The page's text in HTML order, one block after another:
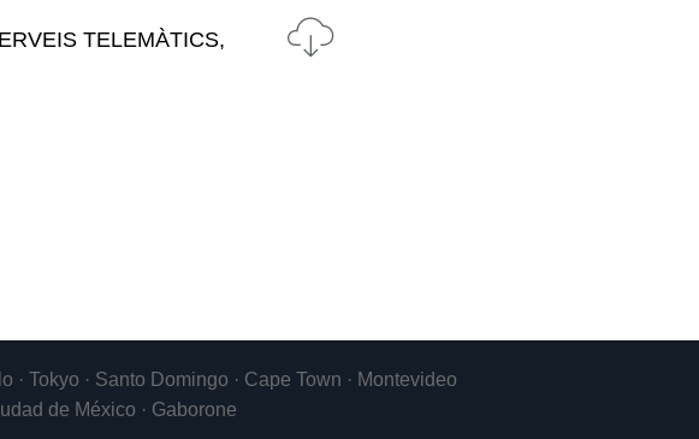
TELEMÀTICS,
· Tokyo · Santo Domingo · Cape Town · Montevideo
de México · Gaborone